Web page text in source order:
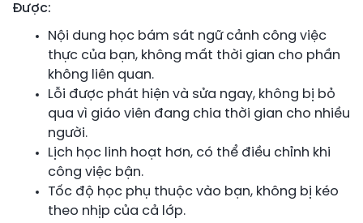
Được:
Nội dung học bám sát ngữ cảnh công việc
thực của bạn, không mất thời gian cho phần
không liên quan.
Lỗi được phát hiện và sửa ngay, không bị bỏ
qua vì giáo viên đang chia thời gian cho nhiều
người.
Lịch học linh hoạt hơn, có thể điều chỉnh khi
công việc bận.
Tốc độ học phụ thuộc vào bạn, không bị kéo
theo nhịp của cả lớp.